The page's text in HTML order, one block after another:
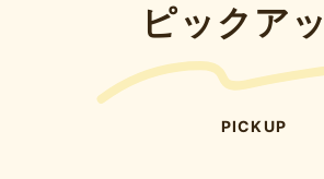
ピックア
PICKUP